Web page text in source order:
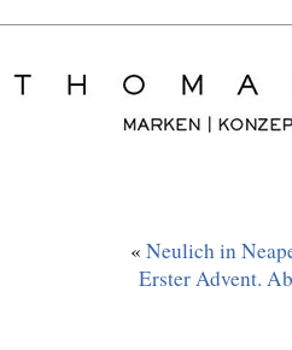
« Neulich in
Erster Advent.